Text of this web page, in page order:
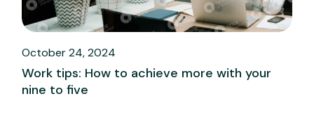
October 24, 2024
Work tips: How to achieve more with your
nine to five